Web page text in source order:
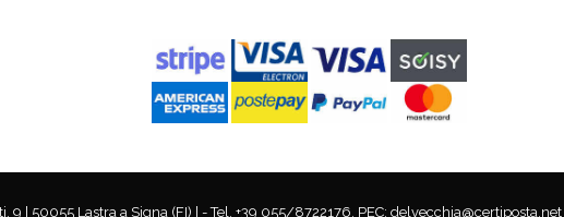
| 50055 Lastra a Signa (FI) | - Tel. +39 055/8722176, PEC: delvecchia@certiposta.net |